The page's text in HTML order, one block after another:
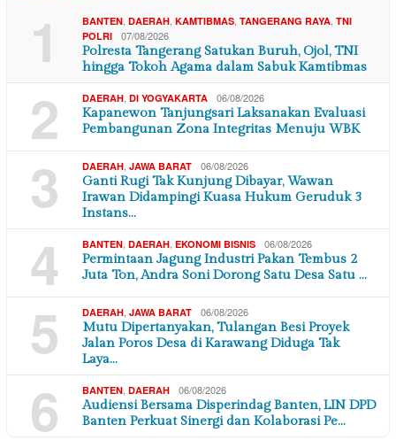
1 BANTEN DAERAH KAMTIBMAS TANGERANG RAYA TNI
POLRI
07/08/2026
Polresta Tangerang Satukan Buruh, Ojol, TNI
hingga Tokoh Agama dalam Sabuk Kamtibmas
2 DAERAH DI YOGYAKARTA 06/08/2026
Kapanewon Tanjungsari Laksanakan Evaluasi
Pembangunan Zona Integritas Menuju WBK
3 DAERAH JAWA BARAT 06/08/2026
Ganti Rugi Tak Kunjung Dibayar, Wawan
Irawan Didampingi Kuasa Hukum Geruduk 3
Instans…
4 BANTEN DAERAH EKONOMI BISNIS 06/08/2026
Permintaan Jagung Industri Pakan Tembus 2
Juta Ton, Andra Soni Dorong Satu Desa Satu …
5 DAERAH JAWA BARAT 06/08/2026
Mutu Dipertanyakan, Tulangan Besi Proyek
Jalan Poros Desa di Karawang Diduga Tak
Laya…
6 BANTEN DAERAH 06/08/2026
Audiensi Bersama Disperindag Banten, LIN DPD
Banten Perkuat Sinergi dan Kolaborasi Pe…